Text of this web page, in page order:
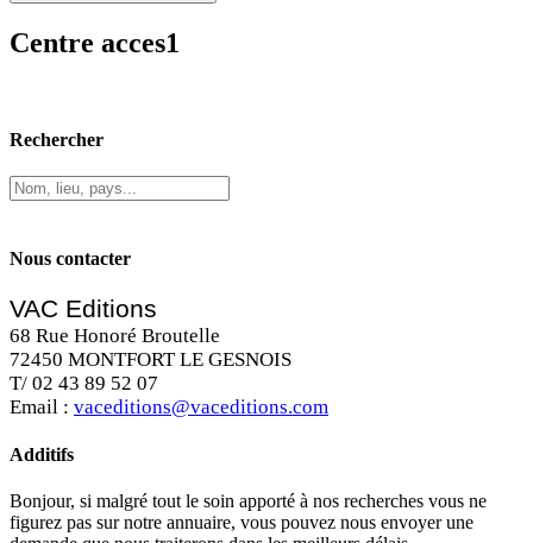
Centre acces1
Rechercher
Nous contacter
VAC Editions
68 Rue Honoré Broutelle
72450 MONTFORT LE GESNOIS
T/ 02 43 89 52 07
Email : vaceditions@vaceditions.com
Additifs
Bonjour, si malgré tout le soin apporté à nos recherches vous ne
figurez pas sur notre annuaire, vous pouvez nous envoyer une